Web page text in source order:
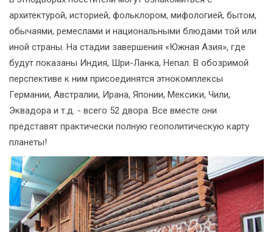
архитектурой, историей, фольклором, мифологией, бытом,
обычаями, ремеслами и национальными блюдами той или
иной страны. На стадии завершения «Южная Азия», где
будут показаны Индия, Шри-Ланка, Непал. В обозримой
перспективе к ним присоединятся этнокомплексы
Германии, Австралии, Ирана, Японии, Мексики, Чили,
Эквадора и т.д. - всего 52 двора. Все вместе они
представят практически полную геополитическую карту
планеты!